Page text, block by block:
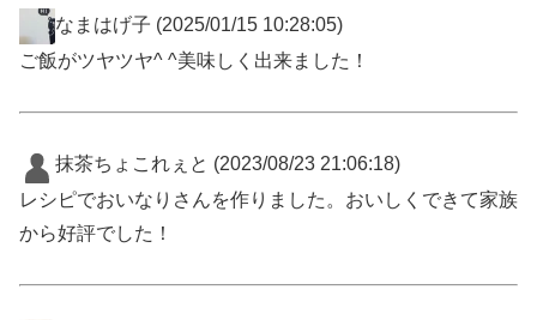
なまはげ子 (2025/01/15 10:28:05)
ご飯がツヤツヤ^ ^美味しく出来ました！
抹茶ちょこれぇと (2023/08/23 21:06:18)
レシピでおいなりさんを作りました。おいしくできて家族
から好評でした！